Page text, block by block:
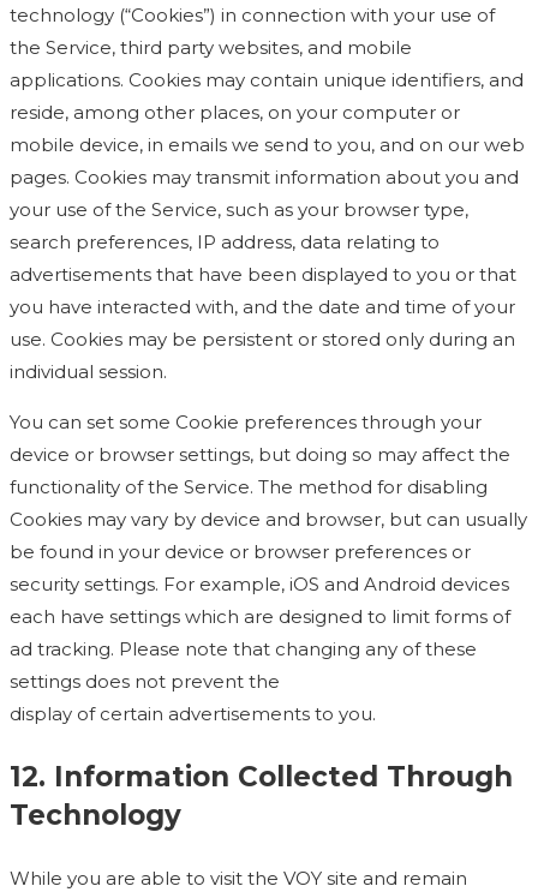
technology (“Cookies”) in connection with your use of
the Service, third party websites, and mobile
applications. Cookies may contain unique identifiers, and
reside, among other places, on your computer or
mobile device, in emails we send to you, and on our web
pages. Cookies may transmit information about you and
your use of the Service, such as your browser type,
search preferences, IP address, data relating to
advertisements that have been displayed to you or that
you have interacted with, and the date and time of your
use. Cookies may be persistent or stored only during an
individual session.
You can set some Cookie preferences through your
device or browser settings, but doing so may affect the
functionality of the Service. The method for disabling
Cookies may vary by device and browser, but can usually
be found in your device or browser preferences or
security settings. For example, iOS and Android devices
each have settings which are designed to limit forms of
ad tracking. Please note that changing any of these
settings does not prevent the
display of certain advertisements to you.
12. Information Collected Through
Technology
While you are able to visit the VOY site and remain